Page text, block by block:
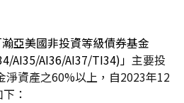
亞美國非投資等級債券基金
AI35/AI36/AI37/TI34)」 主要投
淨資產之60%以上，自2023年12
：